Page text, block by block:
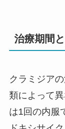
治療期間
クラミジア
類によって
は1回の内服